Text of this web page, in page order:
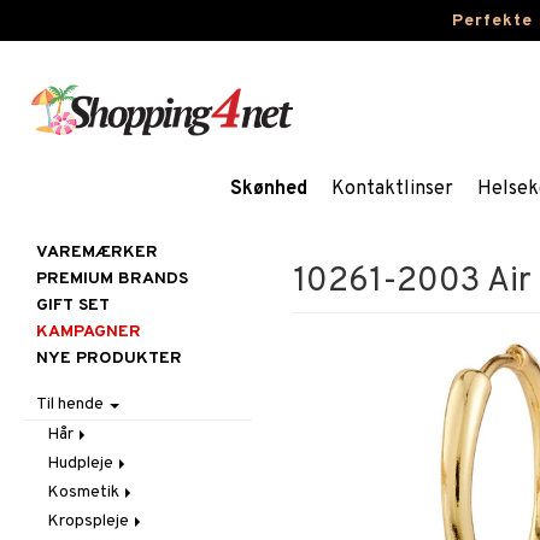
Perfekte
Skønhed Kontaktlinser
10261-2003 Air
VAREMÆRKER
PREMIUM BRANDS
GIFT SET
KAMPAGNER
NYE PRODUKTER
Til hende
Hår
Accessoires
Balsam
Børster / Kæmmer
Hudpleje
Ansigtscremer
Fedtet hud
Ansigtspleje
Kosmetik
Gift Set
Kropspleje